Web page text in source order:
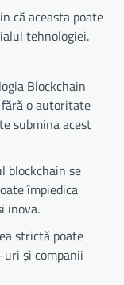
că aceasta poate
tehnologiei.
Blockchain
o autoritate
submina acest
blockchain se
împiedica
inova.
strictă poate
și companii